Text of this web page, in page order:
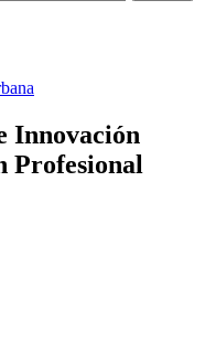
Innovación
Profesional